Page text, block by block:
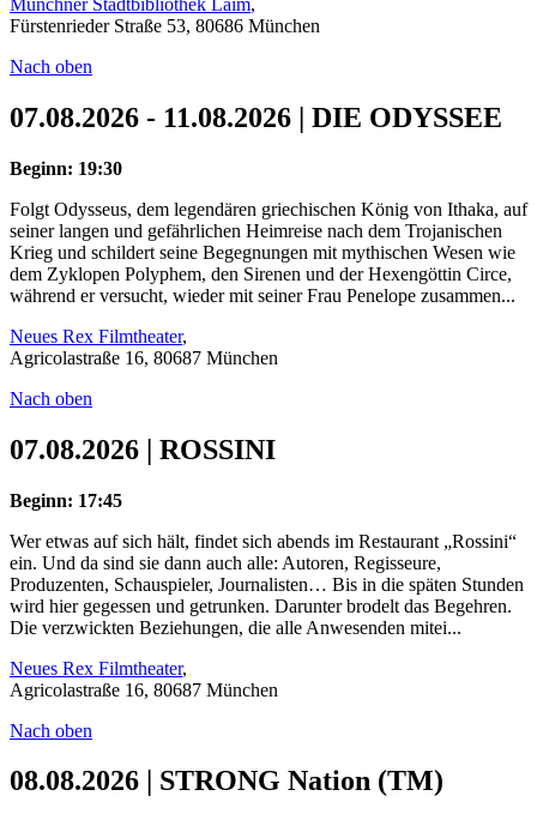
Münchner Stadtbibliothek Laim,
Fürstenrieder Straße 53, 80686 München
Nach oben
07.08.2026 - 11.08.2026 | DIE ODYSSEE
Beginn: 19:30
Folgt Odysseus, dem legendären griechischen König von Ithaka, auf
seiner langen und gefährlichen Heimreise nach dem Trojanischen
Krieg und schildert seine Begegnungen mit mythischen Wesen wie
dem Zyklopen Polyphem, den Sirenen und der Hexengöttin Circe,
während er versucht, wieder mit seiner Frau Penelope zusammen...
Neues Rex Filmtheater,
Agricolastraße 16, 80687 München
Nach oben
07.08.2026 | ROSSINI
Beginn: 17:45
Wer etwas auf sich hält, findet sich abends im Restaurant „Rossini“
ein. Und da sind sie dann auch alle: Autoren, Regisseure,
Produzenten, Schauspieler, Journalisten… Bis in die späten Stunden
wird hier gegessen und getrunken. Darunter brodelt das Begehren.
Die verzwickten Beziehungen, die alle Anwesenden mitei...
Neues Rex Filmtheater,
Agricolastraße 16, 80687 München
Nach oben
08.08.2026 | STRONG Nation (TM)